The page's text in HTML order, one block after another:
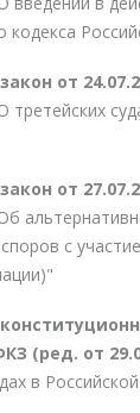
кодекса
от
третейских
от
с
(ред. от
в